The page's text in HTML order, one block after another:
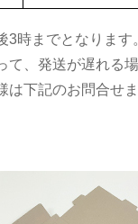
時までとなりま
、発送が遅れる
下記のお問合せ